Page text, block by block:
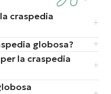
moderni e
aspetto grafico e
craspedia
globosa?
la craspedia